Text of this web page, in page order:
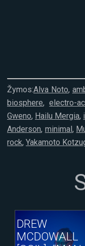
Žymos:Alva Noto,
biosphere,electro-
Gweno, Hailu Mergia,
Anderson, minimal,
rock, Yakamoto
DREW
MCDOWALL